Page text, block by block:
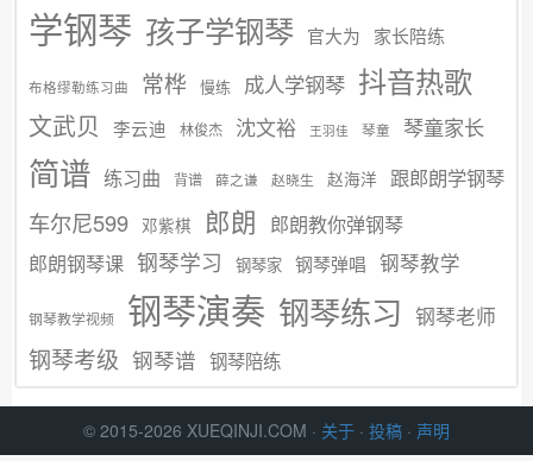
学钢琴 孩子学钢琴 官大为 家长陪练
布格缪勒练习曲 常桦 慢练 成人学钢琴 抖音热歌
文武贝 李云迪 林俊杰 沈文裕 王羽佳 琴童 琴童家长
简谱 练习曲 背谱 薛之谦 赵晓生 赵海洋 跟郎朗学钢琴
车尔尼599 邓紫棋 郎朗 郎朗教你弹钢琴
郎朗钢琴课 钢琴学习 钢琴家 钢琴弹唱 钢琴教学
钢琴教学视频 钢琴演奏 钢琴练习 钢琴老师
钢琴考级 钢琴谱 钢琴陪练
© 2015-2026 XUEQINJI.COM · 关于 · 投稿 · 声明